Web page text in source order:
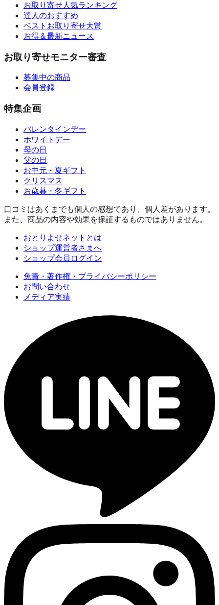
お取り寄せ人気ランキング
達人のおすすめ
ベストお取り寄せ大賞
お得＆最新ニュース
お取り寄せモニター審査
募集中の商品
会員登録
特集企画
バレンタインデー
ホワイトデー
母の日
父の日
お中元・夏ギフト
クリスマス
お歳暮・冬ギフト
口コミはあくまでも個人の感想であり、個人差があります。
また、商品の内容や効果を保証するものではありません。
おとりよせネットとは
ショップ運営者さまへ
ショップ会員ログイン
免責・著作権・プライバシーポリシー
お問い合わせ
メディア実績